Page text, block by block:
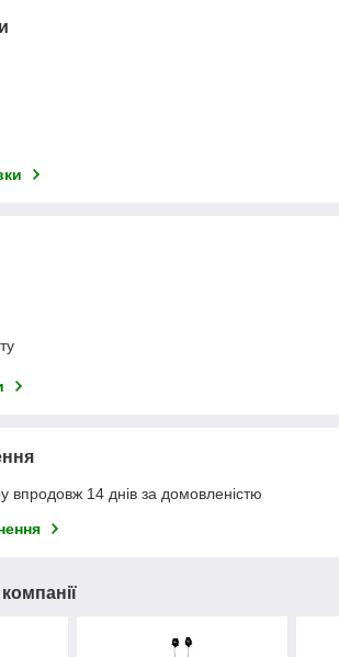
впродовж 14 днів за домовленістю